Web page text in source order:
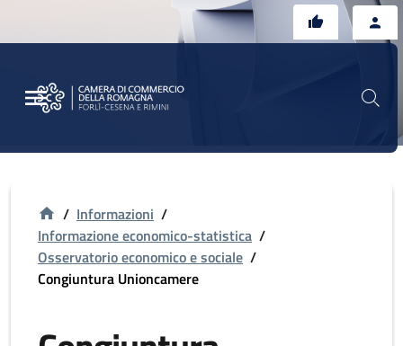
/ Informazioni /
Informazione economico-statistica /
Osservatorio economico e sociale /
Congiuntura Unioncamere